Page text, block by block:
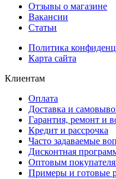
Отзывы о магазине
Вакансии
Статьи
Политика
Карта сайта
Клиентам
Оплата
Доставка и
Гарантия, ремонт и
Кредит и рассрочка
Часто задаваемые
Дисконтная
Оптовым
Примеры и готовые